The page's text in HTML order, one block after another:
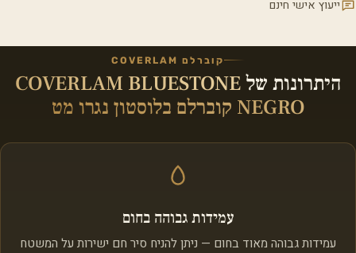
ייעוץ אישי חינם
קוברלם COVERLAM
היתרונות שלCOVERLAM BLUESTONE
NEGRO קוברלם בלוסטון נגרו מט
עמידות גבוהה בחום
עמידות גבוהה מאוד בחום — ניתן להניח סיר חם ישירות על המשטח